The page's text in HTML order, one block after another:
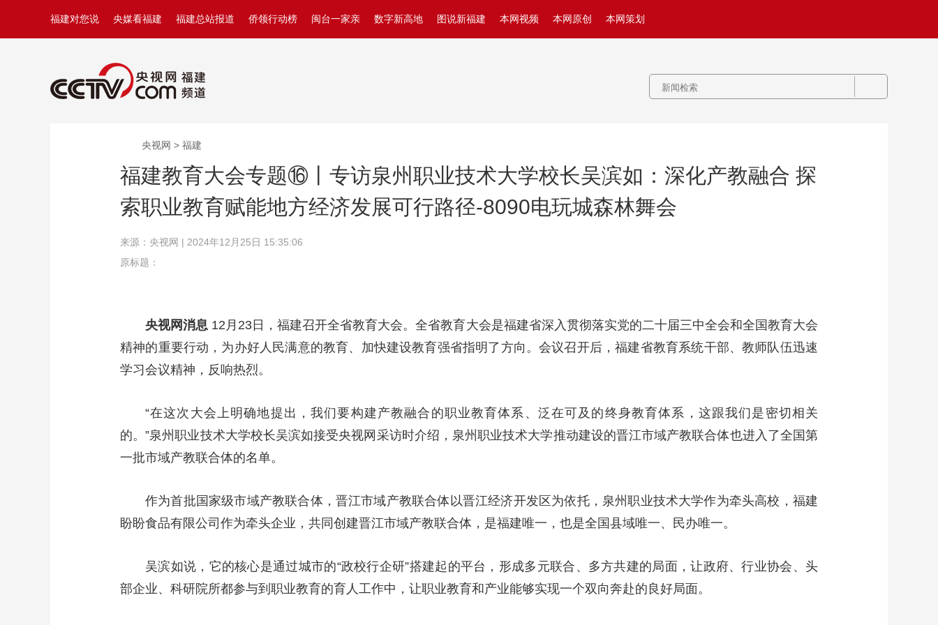
福建对您说 央媒看福建 福建总站报道 侨领行动榜 闽台一家亲 数字新高地 图说新福建 本网视频 本网原创 本网策划
央视网 > 福建
福建教育大会专题⑯丨专访泉州职业技术大学校长吴滨如：深化产教融合 探
索职业教育赋能地方经济发展可行路径-8090电玩城森林舞会
来源：央视网 | 2024年12月25日 15:35:06
原标题：
央视网消息 12月23日，福建召开全省教育大会。全省教育大会是福建省深入贯彻落实党的二十届三中全会和全国教育大会
精神的重要行动，为办好人民满意的教育、加快建设教育强省指明了方向。会议召开后，福建省教育系统干部、教师队伍迅速
学习会议精神，反响热烈。
“在这次大会上明确地提出，我们要构建产教融合的职业教育体系、泛在可及的终身教育体系，这跟我们是密切相关
的。”泉州职业技术大学校长吴滨如接受央视网采访时介绍，泉州职业技术大学推动建设的晋江市域产教联合体也进入了全国第
一批市域产教联合体的名单。
作为首批国家级市域产教联合体，晋江市域产教联合体以晋江经济开发区为依托，泉州职业技术大学作为牵头高校，福建
盼盼食品有限公司作为牵头企业，共同创建晋江市域产教联合体，是福建唯一，也是全国县域唯一、民办唯一。
吴滨如说，它的核心是通过城市的“政校行企研”搭建起的平台，形成多元联合、多方共建的局面，让政府、行业协会、头
部企业、科研院所都参与到职业教育的育人工作中，让职业教育和产业能够实现一个双向奔赴的良好局面。